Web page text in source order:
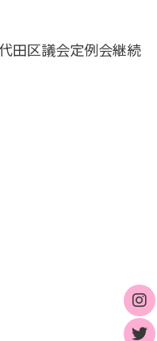
田区議会定例会継続